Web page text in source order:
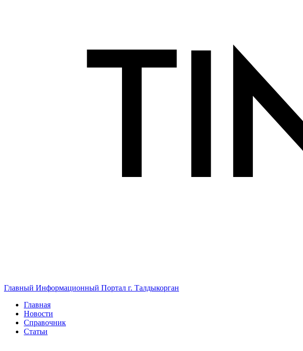
Главный Информационный Портал г. Талдыкорган
Главная
Новости
Справочник
Статьи